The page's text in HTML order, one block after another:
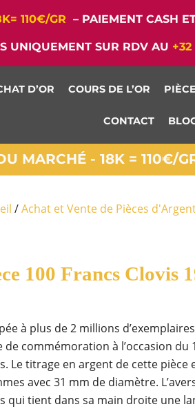
110€/GR – PAIEMENT CASH
UNIQUEMENT SUR RDV AU
D’OR COURS DE L’OR
CONTACT
MARCHÉ - 18K = 110€/
/Achat et Vente de Pièces
100 Francs Clovis
à plus de 2 millions
de commémoration à l’occasion du
Le titrage en argent de cette
avec 31 mm de diamètre.
qui tient dans sa main droite une